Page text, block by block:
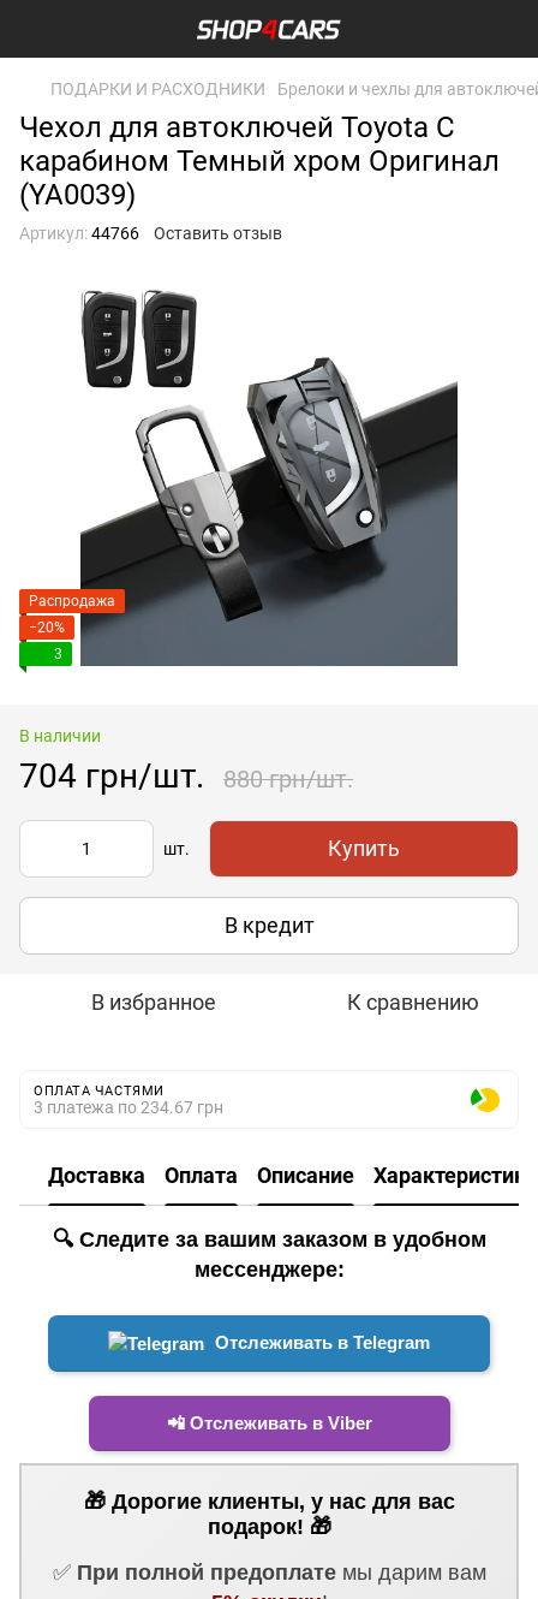
ПОДАРКИ И РАСХОДНИКИ Брелоки и чехлы для
Чехол для автоключей Toyota С
карабином Темный хром Оригинал
(YA0039)
Артикул:44766 Оставить отзыв
Распродажа
−20%
3
В наличии
704 грн/шт. 880 грн/шт.
шт. Купить
В кредит
В избранное К сравнению
ОПЛАТА ЧАСТЯМИ
3 платежа по 234.67 грн
Доставка Оплата Описание Характеристики
🔍 Следите за вашим заказом в удобном
мессенджере:
Отслеживать в Telegram
📲 Отслеживать в Viber
🎁 Дорогие клиенты, у нас для вас
подарок! 🎁
✅ При полной предоплатемы дарим вам